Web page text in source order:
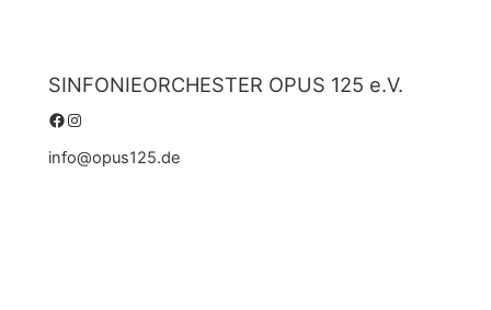
SINFONIEORCHESTER OPUS 125 e.V.
Facebook Instagram
info@opus125.de